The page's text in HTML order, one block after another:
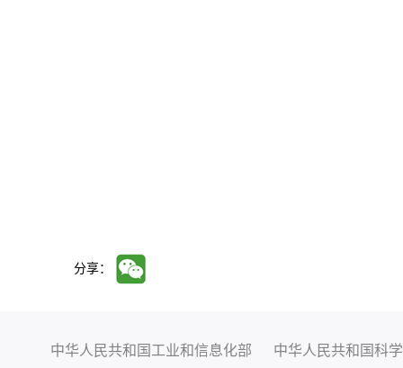
分享：
中华人民共和国工业和信息化部 中华人民共和国科